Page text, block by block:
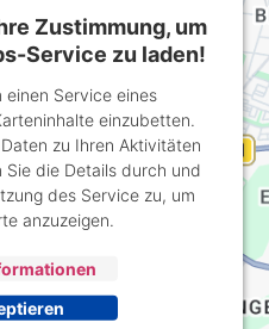
Zustimmung, um
Service zu laden!
einen Service eines
einzubetten.
zu Ihren Aktivitäten
Sie die Details durch und
des Service zu, um
anzuzeigen.